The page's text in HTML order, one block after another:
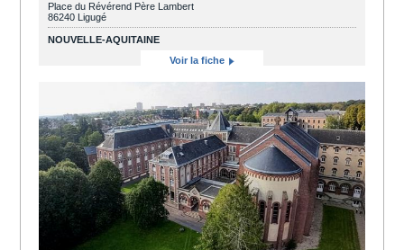
Place du Révérend Père Lambert
86240 Ligugé
NOUVELLE-AQUITAINE
Voir la fiche